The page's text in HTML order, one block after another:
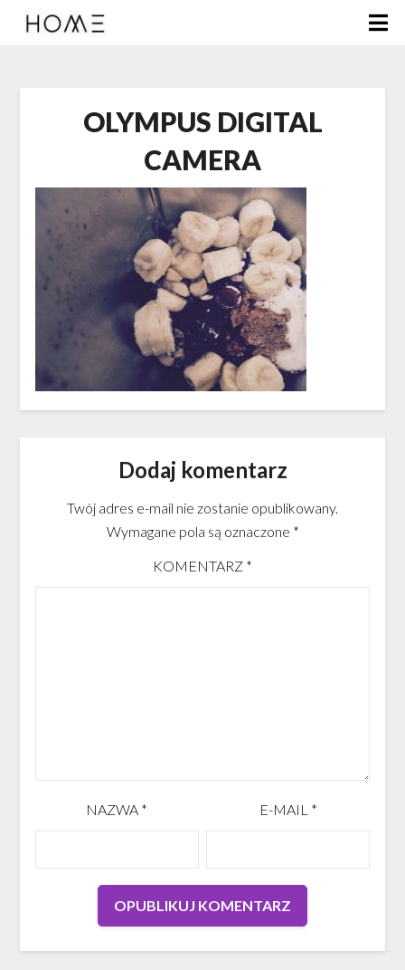
OLYMPUS DIGITAL
CAMERA
Dodaj komentarz
Twój adres e-mail nie zostanie opublikowany.
Wymagane pola są oznaczone *
KOMENTARZ *
NAZWA * E-MAIL *